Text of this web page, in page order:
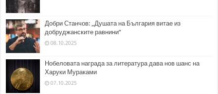
Добри Станчов: „Душата на България витае из
добруджанските равнини“
08.10.2025
Нобеловата награда за литература дава нов шанс на
Харуки Мураками
07.10.2025